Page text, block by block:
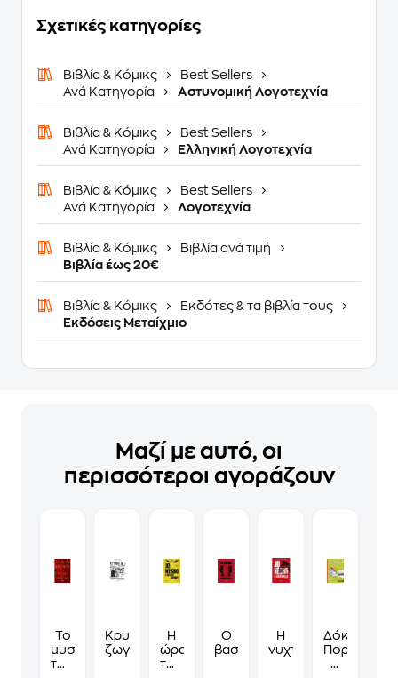
Σχετικές κατηγορίες
Βιβλία & Κόμικς
Best Sellers
Ανά Κατηγορία
Αστυνομική Λογοτεχνία
Βιβλία & Κόμικς
Best Sellers
Ανά Κατηγορία
Ελληνική Λογοτεχνία
Βιβλία & Κόμικς
Best Sellers
Ανά Κατηγορία
Λογοτεχνία
Βιβλία & Κόμικς
Βιβλία ανά τιμή
Βιβλία έως 20€
Βιβλία & Κόμικς
Εκδότες & τα βιβλία τους
Εκδόσεις Μεταίχμιο
Μαζί με αυτό, οι
περισσότεροι αγοράζουν
Το
μυστικό
των
Κρυμμένες
ζωγραφιές
Η
ώρα
του
Ο
βασιλιάς
Η
νυχτερίδα
Δόκτωρ
Πορδαλός-
Η